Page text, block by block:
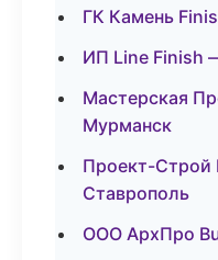
ГК Камень
ИП Line Finish
Мастерская
Мурманск
Проект-Строй
Ставрополь
ООО АрхПро